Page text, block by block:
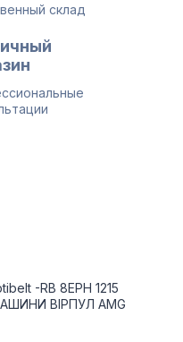
склад
-RB 8EPH 1215
ВІРПУЛ AMG